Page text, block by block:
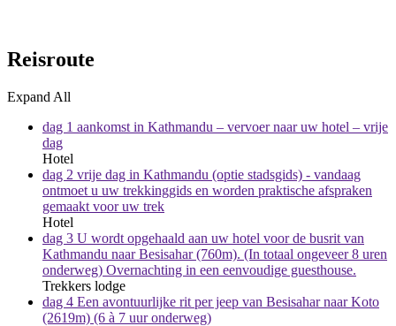
Reisroute
Expand All
dag 1 aankomst in Kathmandu – vervoer naar uw hotel – vrije
dag
Hotel
dag 2 vrije dag in Kathmandu (optie stadsgids) - vandaag
ontmoet u uw trekkinggids en worden praktische afspraken
gemaakt voor uw trek
Hotel
dag 3 U wordt opgehaald aan uw hotel voor de busrit van
Kathmandu naar Besisahar (760m). (In totaal ongeveer 8 uren
onderweg) Overnachting in een eenvoudige guesthouse.
Trekkers lodge
dag 4 Een avontuurlijke rit per jeep van Besisahar naar Koto
(2619m) (6 à 7 uur onderweg)